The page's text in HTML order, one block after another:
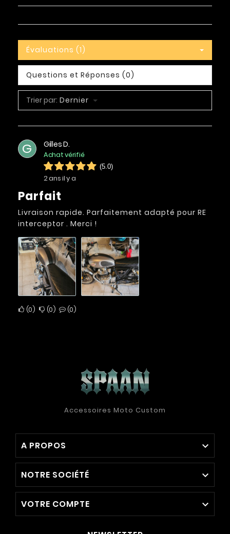
Évaluations (1)
Questions et Réponses (0)
Trier par: Dernier
G Gilles D.
Achat vérifié
(5.0)
2 ans il y a
Parfait
Livraison rapide. Parfaitement adapté pour RE
interceptor . Merci !
0 0 0
Accessoires Moto Custom
A PROPOS 
NOTRE SOCIÉTÉ 
VOTRE COMPTE 